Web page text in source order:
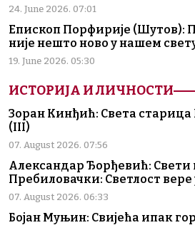
24. June 2026. 07:01
Епископ Порфирије (Шутов):
није нешто ново у нашем
19. June 2026. 05:30
ИСТОРИЈА И ЛИЧНОСТИ
Зоран Кинђић: Света старица
(III)
07. August 2026. 07:56
Александар Ђорђевић:
Пребиловачки: Светлост
07. August 2026. 06:33
Бојан Муњин: Свијећа ипак